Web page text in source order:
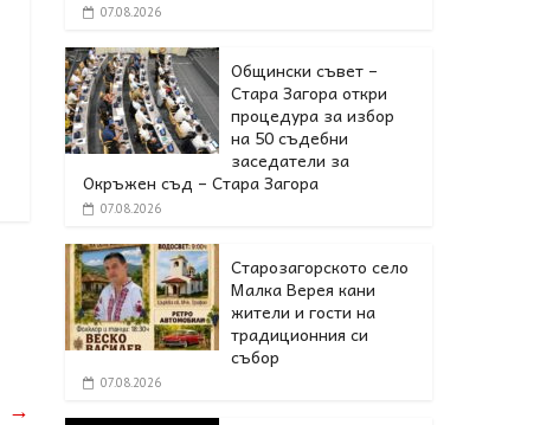
→
07.08.2026
Общински съвет –
Стара Загора откри
процедура за избор
на 50 съдебни
заседатели за
Окръжен съд – Стара Загора
07.08.2026
Старозагорското село
Малка Верея кани
жители и гости на
традиционния си
събор
07.08.2026